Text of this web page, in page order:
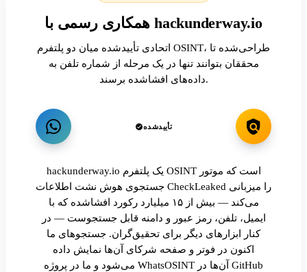
همکاری رسمی با hackunderway.io
اتحادی تأییدشده میان دو پلتفرم OSINT، طراحی‌شده تا
محققان بتوانند تنها در یک مرحله از شماره تلفن به
داده‌های افشاشده برسند.
تأییدشده
hackunderway.io یک پلتفرم OSINT است که موتور
جستجوی هوش نشت اطلاعات CheckLeaked را میزبانی
می‌کند — بیش از ۱۵ میلیارد رکورد افشاشده که با
ایمیل، تلفن، رمز عبور و دامنه قابل جستجوست — در
کنار ابزارهای دیگر برای تحقیق‌گران. جستجوهای ما
اکنون در فوتر و صفحه شرکای آن‌ها نمایش داده
می‌شود و ما در پروژه WhatsOSINT آن‌ها در GitHub